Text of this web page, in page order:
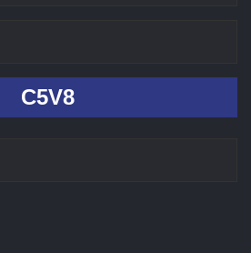
C5V8